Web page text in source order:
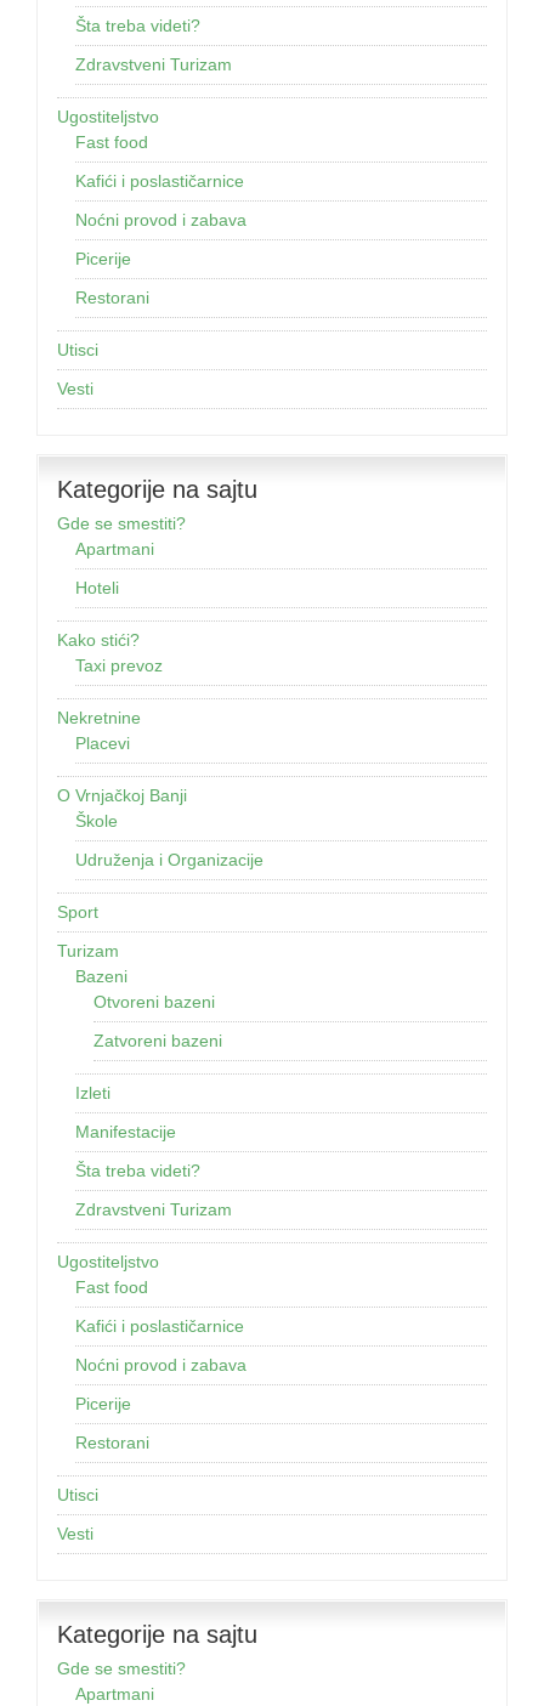
Šta treba videti?
Zdravstveni Turizam
Ugostiteljstvo
Fast food
Kafići i poslastičarnice
Noćni provod i zabava
Picerije
Restorani
Utisci
Vesti
Kategorije na sajtu
Gde se smestiti?
Apartmani
Hoteli
Kako stići?
Taxi prevoz
Nekretnine
Placevi
O Vrnjačkoj Banji
Škole
Udruženja i Organizacije
Sport
Turizam
Bazeni
Otvoreni bazeni
Zatvoreni bazeni
Izleti
Manifestacije
Šta treba videti?
Zdravstveni Turizam
Ugostiteljstvo
Fast food
Kafići i poslastičarnice
Noćni provod i zabava
Picerije
Restorani
Utisci
Vesti
Kategorije na sajtu
Gde se smestiti?
Apartmani